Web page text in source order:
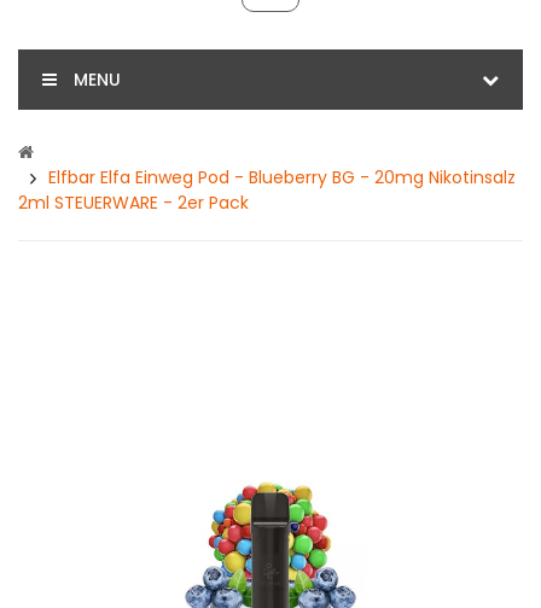
MENU
Elfbar Elfa Einweg Pod - Blueberry BG - 20mg Nikotinsalz
2ml STEUERWARE - 2er Pack